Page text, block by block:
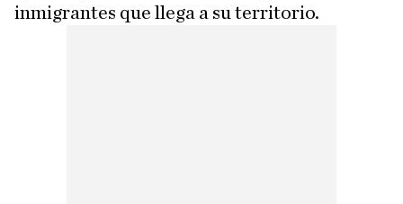
inmigrantes que llega a su territorio.